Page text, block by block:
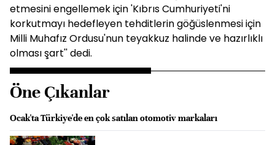
etmesini engellemek için 'Kıbrıs Cumhuriyeti'ni
korkutmayı hedefleyen tehditlerin göğüslenmesi için
Milli Muhafız Ordusu'nun teyakkuz halinde ve hazırlıklı
olması şart'' dedi.
Öne Çıkanlar
Ocak'ta Türkiye'de en çok satılan otomotiv markaları